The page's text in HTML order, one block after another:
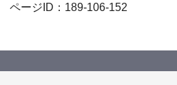
ページID：189-106-152